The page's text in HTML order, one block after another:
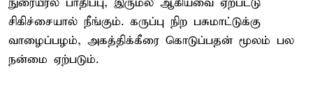
சிகிச்சையால் நீங்கும். கருப்பு நிற பசுமாட்டுக்கு
வாழைப்பழம், அகத்திக்கீரை கொடுப்பதன் மூலம் பல
நன்மை ஏற்படும்.